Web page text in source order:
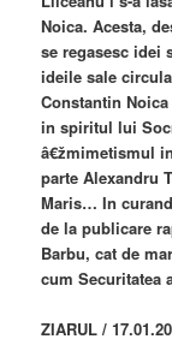
Noica. Acesta,
se regasesc idei
ideile sale
Constantin
in spiritul lui
â€žmimetismul
parte Alexandru
Maris… In
de la publicare
Barbu, cat de
cum Securitatea
ZIARUL /